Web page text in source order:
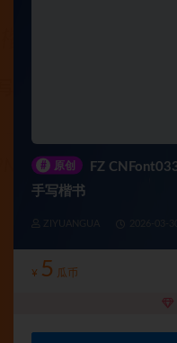
# 原创
FZ
手写楷书
ZIYUANGUA
¥ 5 瓜币